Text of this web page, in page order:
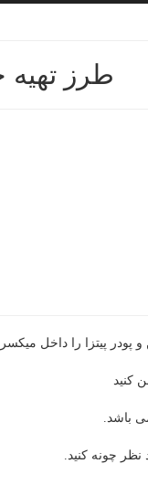
طرز تهیه
و پودر پیتزا را داخل
کنید
نظر چونه کنید.